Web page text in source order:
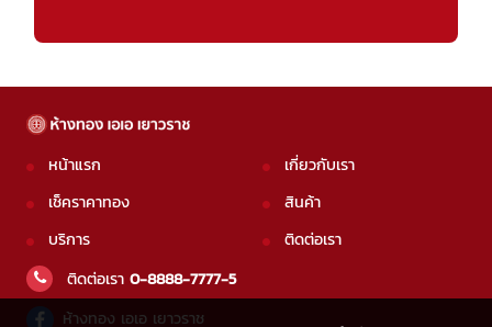
หน้าแรก
เช็คราคาทอง
บริการ
เกี่ยวกับเรา
สินค้า
ติดต่อเรา
ติดต่อเรา 0-8888-7777-5
ห้างทอง เอเอ เยาวราช